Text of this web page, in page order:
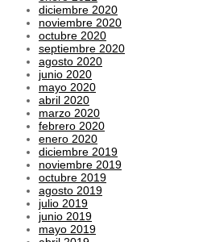
diciembre 2020
noviembre 2020
octubre 2020
septiembre 2020
agosto 2020
junio 2020
mayo 2020
abril 2020
marzo 2020
febrero 2020
enero 2020
diciembre 2019
noviembre 2019
octubre 2019
agosto 2019
julio 2019
junio 2019
mayo 2019